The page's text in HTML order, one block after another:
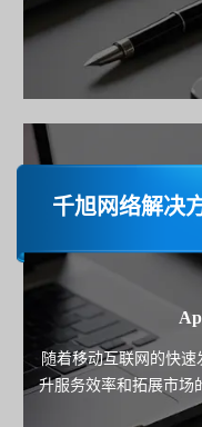
可
千旭网络解决
随着移动互联网的快
升服务效率和拓展市场
款高性能、用户体验